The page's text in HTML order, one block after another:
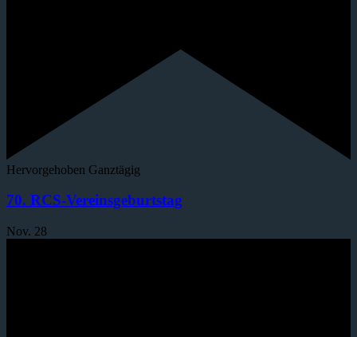
Hervorgehoben Ganztägig
70. RCS-Vereinsgeburtstag
Nov. 28